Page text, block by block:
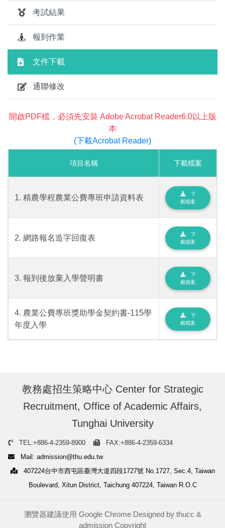
考試結果
報到作業
文件下載
通聯修改
開啟PDF檔，必須先安裝 Adobe Acrobat Reader6.0以上版
本
(下載Acrobat Reader)
項目名稱 下載檔案
1. 精農學程農業公費專班申請資料表
下
載檔案
2. 網路報名造字回復表
下
載檔案
3. 報到後放棄入學聲明書
下
載檔案
4. 農業公費專班獎助學金契約書-115學
年度入學
下
載檔案
教務處招生策略中心 Center for Strategic
Recruitment, Office of Academic Affairs,
Tunghai University
TEL:+886-4-2359-8900
FAX:+886-4-2359-6334
Mail: admission@thu.edu.tw
407224台中市西屯區臺灣大道四段1727號 No.1727, Sec.4, Taiwan
Boulevard, Xitun District, Taichung 407224, Taiwan R.O.C
瀏覽器建議使用 Google Chrome Designed by thucc &
admission Copyright